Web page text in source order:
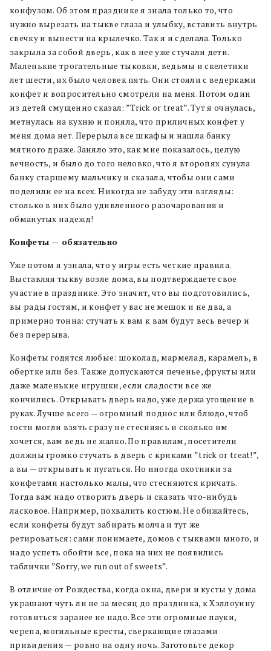
конфузом. Об этом празднике я знала только то, что
нужно вырезать на тыкве глаза и улыбку, вставить внутрь
свечку и вынести на крылечко. Так я и сделала. Только
закрыла за собой дверь, как в нее уже стучали дети.
Маленькие трогательные тыковки, ведьмы и скелетики
лет шести, их было человек пять. Они стояли с ведерками
конфет и вопросительно смотрели на меня. Потом один
из детей смущенно сказал: ”Trick or treat”. Тут я очнулась,
метнулась на кухню и поняла, что приличных конфет у
меня дома нет. Перерыла все шкафы и нашла банку
мятного драже. Заняло это, как мне показалось, целую
вечность, и было до того неловко, что я второпях сунула
банку старшему мальчику и сказала, чтобы они сами
поделили ее на всех. Никогда не забуду эти взгляды:
столько в них было удивленного разочарования и
обманутых надежд!
Конфеты — обязательно
Уже потом я узнала, что у игры есть четкие правила.
Выставляя тыкву возле дома, вы подтверждаете свое
участие в празднике. Это значит, что вы подготовились,
вы рады гостям, и конфет у вас не мешок и не два, а
примерно тонна: стучать к вам к вам будут весь вечер и
без перерыва.
Конфеты годятся любые: шоколад, мармелад, карамель, в
обертке или без. Также допускаются печенье, фрукты или
даже маленькие игрушки, если сладости все же
кончились. Открывать дверь надо, уже держа угощение в
руках. Лучше всего — огромный поднос или блюдо, чтоб
гости могли взять сразу не стесняясь и сколько им
хочется, вам ведь не жалко. По правилам, посетители
должны громко стучать в дверь с криками ”trick or treat!”,
а вы — открывать и пугаться. Но иногда охотники за
конфетами настолько малы, что стесняются кричать.
Тогда вам надо отворить дверь и сказать что-нибудь
ласковое. Например, похвалить костюм. Не обижайтесь,
если конфеты будут забирать молча и тут же
ретироваться: сами понимаете, домов с тыквами много, и
надо успеть обойти все, пока на них не появились
таблички ”Sorry, we run out of sweets”.
В отличие от Рождества, когда окна, двери и кусты у дома
украшают чуть ли не за месяц до праздника, к Хэллоуину
готовиться заранее не надо. Все эти огромные пауки,
черепа, могильные кресты, сверкающие глазами
привидения — ровно на одну ночь. Заготовьте декор